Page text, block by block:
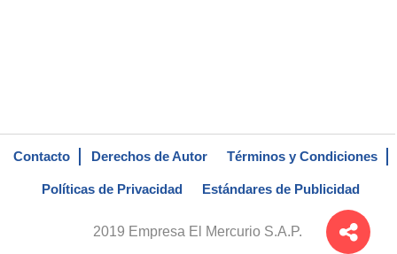
Contacto Derechos de Autor Términos y Condiciones
Políticas de Privacidad Estándares de Publicidad
2019 Empresa El Mercurio S.A.P.